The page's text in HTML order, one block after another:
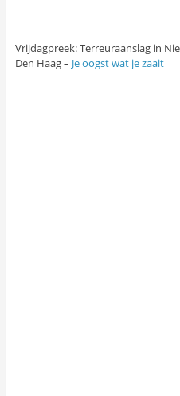
Vrijdagpreek: Terreuraanslag in
Den Haag – Je oogst wat je zaait